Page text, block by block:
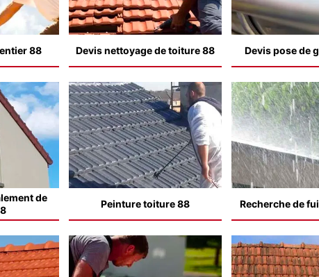
88 Devis nettoyage de toiture 88 Devis pose de
de
Peinture toiture 88 Recherche de